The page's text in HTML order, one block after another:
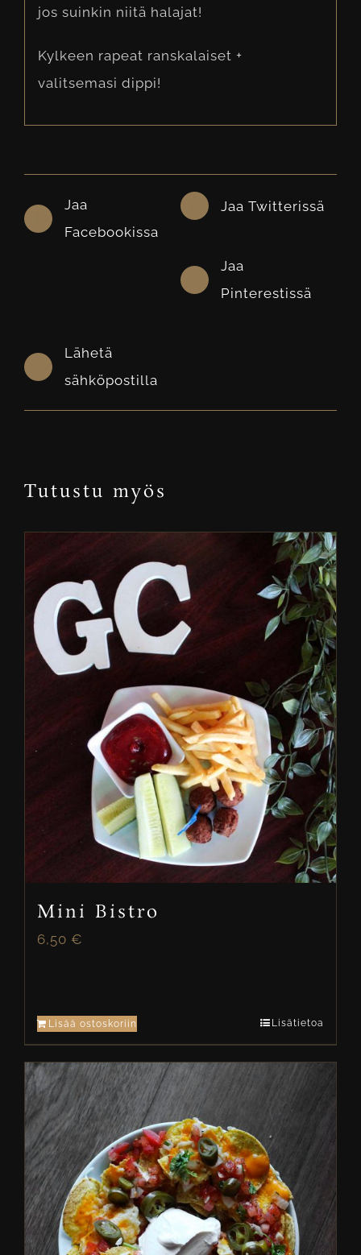
jos suinkin niitä halajat!
Kylkeen rapeat ranskalaiset +
valitsemasi dippi!
Jaa
Facebookissa
Jaa Twitterissä
Jaa
Pinterestissä
Lähetä
sähköpostilla
Tutustu myös
Mini Bistro
6,50 €
Lisää ostoskoriin Lisätietoa